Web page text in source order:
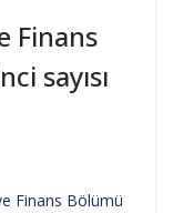
Finans
sayısı
Finans Bölümü